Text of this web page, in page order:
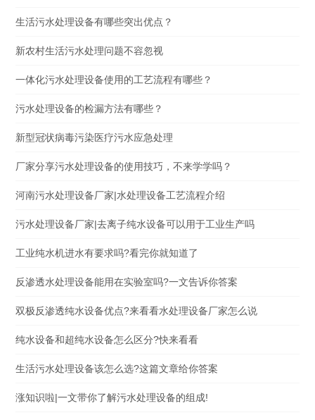
生活污水处理设备有哪些突出优点？
新农村生活污水处理问题不容忽视
一体化污水处理设备使用的工艺流程有哪些？
污水处理设备的检漏方法有哪些？
新型冠状病毒污染医疗污水应急处理
厂家分享污水处理设备的使用技巧，不来学学吗？
河南污水处理设备厂家|水处理设备工艺流程介绍
污水处理设备厂家|去离子纯水设备可以用于工业生产吗
工业纯水机进水有要求吗?看完你就知道了
反渗透水处理设备能用在实验室吗?一文告诉你答案
双极反渗透纯水设备优点?来看看水处理设备厂家怎么说
纯水设备和超纯水设备怎么区分?快来看看
生活污水处理设备该怎么选?这篇文章给你答案
涨知识啦|一文带你了解污水处理设备的组成!